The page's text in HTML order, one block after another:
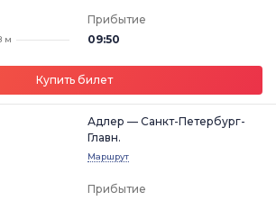
м
Прибытие
09:50
Купить билет
Адлер — Санкт-Петербург-
Главн.
Маршрут
Прибытие